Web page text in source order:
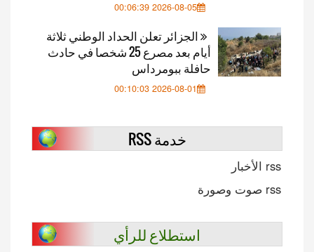
2026-08-05 00:06:39
الجزائر تعلن الحداد الوطني ثلاثة
أيام بعد مصرع 25 شخصا في حادث
حافلة ببومرداس
2026-08-01 00:10:03
خدمة RSS
rss الأخبار
rss صوت وصورة
استطلاع للرأي